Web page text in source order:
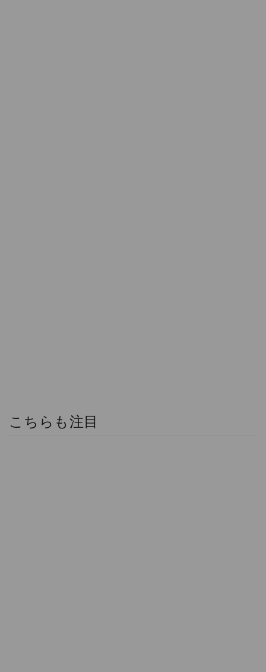
こちらも注目